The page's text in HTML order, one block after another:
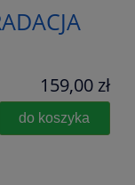
159,00 zł
do koszyka